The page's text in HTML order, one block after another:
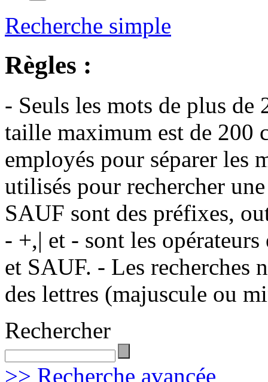
Recherche simple
Règles :
- Seuls les mots de plus de
taille maximum est de 200
employés pour séparer les
utilisés pour rechercher
SAUF sont des préfixes,
- +,| et - sont les
et SAUF. - Les recherches
des lettres (majuscule ou
Rechercher
>> Recherche avancée